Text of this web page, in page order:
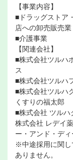
【事業内容】
■ドラッグストア
店への卸売販売業
■介護事業
【関連会社】
■株式会社ツルハ
ス
■株式会社ツルハ
■株式会社ツルハ
くすりの福太郎
■株式会社 ツル
株式会社 レデイ
ー・アンド・デ
※中途採用に関し
ありません。